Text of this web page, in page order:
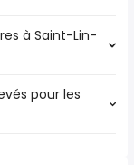
ont le plus
à Saint-Lin-
Laurentides,
pour les